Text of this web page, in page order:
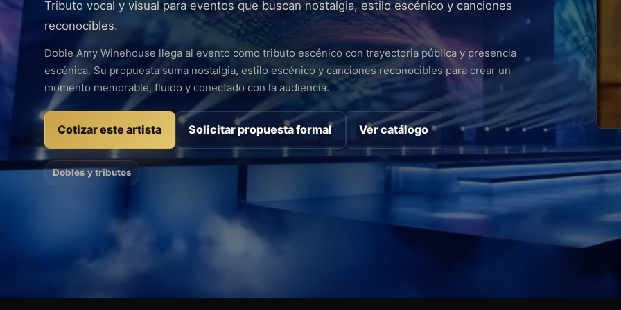
Tributo vocal y visual para eventos que buscan nostalgia, estilo escénico y canciones
reconocibles.
Doble Amy Winehouse llega al evento como tributo escénico con trayectoria pública y presencia
escénica. Su propuesta suma nostalgia, estilo escénico y canciones reconocibles para crear un
momento memorable, fluido y conectado con la audiencia.
Cotizar este artista Solicitar propuesta formal Ver catálogo
Dobles y tributos